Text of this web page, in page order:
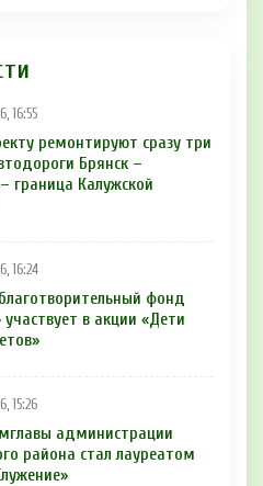
16:55
ремонтируют сразу три
Брянск –
граница Калужской
16:24
фонд
участвует в акции «Дети
15:26
администрации
района стал лауреатом